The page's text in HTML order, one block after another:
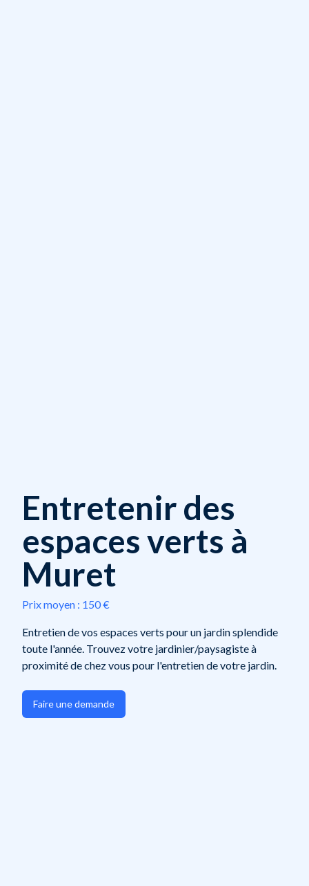
Entretenir des
espaces verts à
Muret
Prix moyen : 150 €
Entretien de vos espaces verts pour un jardin splendide
toute l'année. Trouvez votre jardinier/paysagiste à
proximité de chez vous pour l'entretien de votre jardin.
Faire une demande